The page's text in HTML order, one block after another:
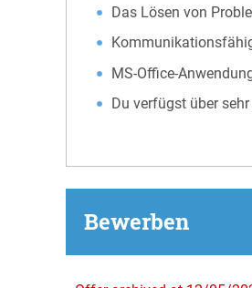
Das Lösen von
MS-Office-
Du verfügst über
Bewerben